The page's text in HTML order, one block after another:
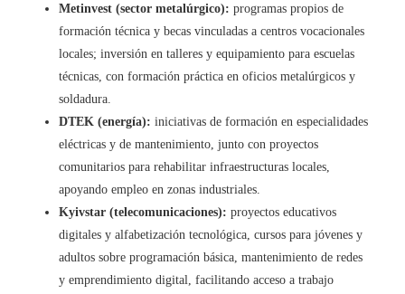
Metinvest (sector metalúrgico): programas propios de
formación técnica y becas vinculadas a centros vocacionales
locales; inversión en talleres y equipamiento para escuelas
técnicas, con formación práctica en oficios metalúrgicos y
soldadura.
DTEK (energía): iniciativas de formación en especialidades
eléctricas y de mantenimiento, junto con proyectos
comunitarios para rehabilitar infraestructuras locales,
apoyando empleo en zonas industriales.
Kyivstar (telecomunicaciones): proyectos educativos
digitales y alfabetización tecnológica, cursos para jóvenes y
adultos sobre programación básica, mantenimiento de redes
y emprendimiento digital, facilitando acceso a trabajo